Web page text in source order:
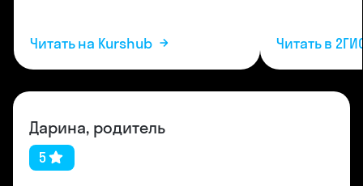
Читать на Kurshub Читать в
Дарина, родитель
5